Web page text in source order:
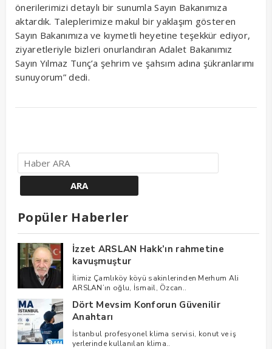
önerilerimizi detaylı bir sunumla Sayın Bakanımıza
aktardık. Taleplerimize makul bir yaklaşım gösteren
Sayın Bakanımıza ve kıymetli heyetine teşekkür ediyor,
ziyaretleriyle bizleri onurlandıran Adalet Bakanımız
Sayın Yılmaz Tunç’a şehrim ve şahsım adına şükranlarımı
sunuyorum” dedi.
Popüler Haberler
İzzet ARSLAN Hakk’ın rahmetine
kavuşmuştur
İlimiz Çamlıköy köyü sakinlerinden Merhum Ali
ARSLAN’ın oğlu, İsmail, Özcan..
Dört Mevsim Konforun Güvenilir
Anahtarı
İstanbul profesyonel klima servisi, konut ve iş
yerlerinde kullanılan klima..